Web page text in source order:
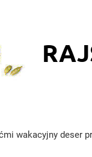
wakacyjny deser